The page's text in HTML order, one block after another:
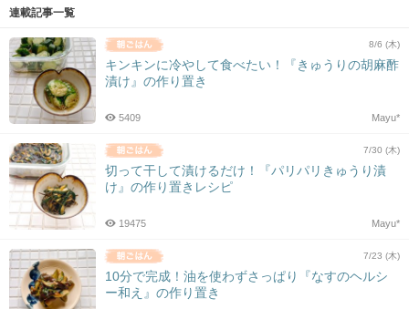
連載記事一覧
8/6 (木)
キンキンに冷やして食べたい！『きゅうりの胡麻酢
漬け』の作り置き
Mayu*
5409
7/30 (木)
切って干して漬けるだけ！『パリパリきゅうり漬
け』の作り置きレシピ
Mayu*
19475
7/23 (木)
10分で完成！油を使わずさっぱり『なすのヘルシ
ー和え』の作り置き